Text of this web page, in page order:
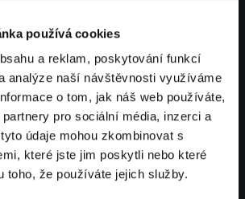
používá cookies
a reklam, poskytování funkcí
analýze naší návštěvnosti využíváme
o tom, jak náš web používáte,
pro sociální média, inzerci a
údaje mohou zkombinovat s
které jste jim poskytli nebo které
toho, že používáte jejich služby.